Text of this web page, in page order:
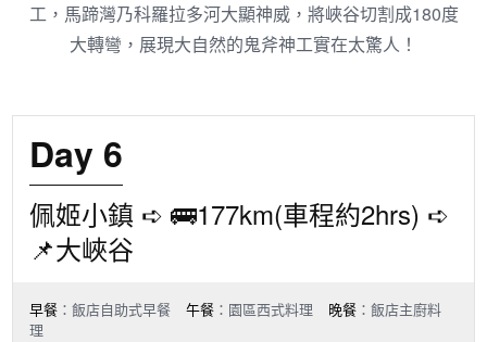
工，馬蹄灣乃科羅拉多河大顯神威，將峽谷切割成180度
大轉彎，展現大自然的鬼斧神工實在太驚人！
Day 6
佩姬小鎮 ➪ 🚌177km(車程約2hrs) ➪
📌大峽谷
早餐 ：飯店自助式早餐 午餐 ：園區西式料理 晚餐 ：飯店主廚料
理